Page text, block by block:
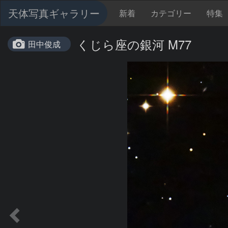
天体写真ギャラリー 新着 カテゴリー 特集
田中俊成 くじら座の銀河 M77